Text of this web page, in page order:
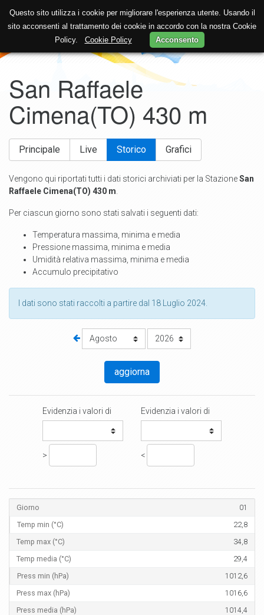
San Raffaele
Cimena(TO) 430 m
Principale Live Storico Grafici
Vengono qui riportati tutti i dati storici archiviati per la StazioneSan
Raffaele Cimena(TO) 430 m
Per ciascun giorno sono stati salvati i seguenti dati:
Temperatura massima, minima e media
Pressione massima, minima e media
Umidità relativa massima, minima e media
Accumulo precipitativo
I dati sono stati raccolti a partire dal 18 Luglio 2024.
aggiorna
Evidenzia i valori di
>
Evidenzia i valori di
<
01
22,8
34,8
29,4
1012,6
1016,6
1014,4
Questo sito utilizza i cookie per migliorare l'esperienza utente. Usando il
sito acconsenti al trattamento dei cookie in accordo con la nostra Cookie
Policy. Cookie Policy Acconsento